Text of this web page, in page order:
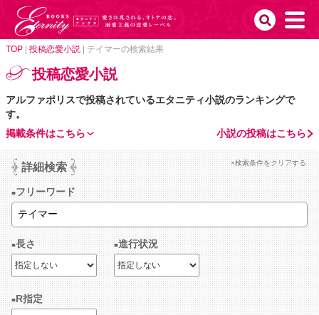
TOP 投稿恋愛小説 テイマーの検索結果
投稿恋愛小説
アルファポリスで投稿されているエタニティ小説のランキングで
す。
小説の投稿はこちら
掲載条件はこちら
詳細検索 ×検索条件をクリアする
フリーワード
長さ 進行状況
R指定